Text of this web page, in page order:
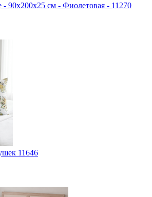
- 90x200x25 cм - Фиолетовая - 11270
11646